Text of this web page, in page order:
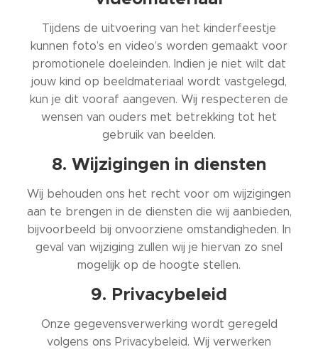
Tijdens de uitvoering van het kinderfeestje
kunnen foto’s en video’s worden gemaakt voor
promotionele doeleinden. Indien je niet wilt dat
jouw kind op beeldmateriaal wordt vastgelegd,
kun je dit vooraf aangeven. Wij respecteren de
wensen van ouders met betrekking tot het
gebruik van beelden.
8. Wijzigingen in diensten
Wij behouden ons het recht voor om wijzigingen
aan te brengen in de diensten die wij aanbieden,
bijvoorbeeld bij onvoorziene omstandigheden. In
geval van wijziging zullen wij je hiervan zo snel
mogelijk op de hoogte stellen.
9. Privacybeleid
Onze gegevensverwerking wordt geregeld
volgens ons Privacybeleid. Wij verwerken